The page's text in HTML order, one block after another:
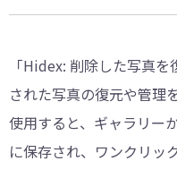
「Hidex: 削除した写真
された写真の復元や管理
使用すると、ギャラリー
に保存され、ワンクリッ